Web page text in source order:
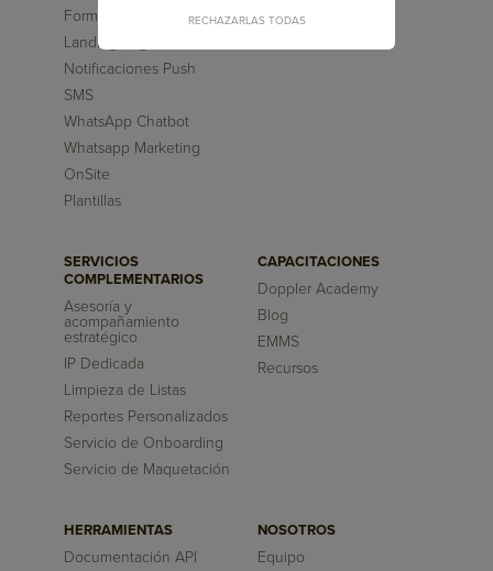
Formularios
Landing Pages
Notificaciones Push
SMS
WhatsApp Chatbot
Whatsapp Marketing
OnSite
Plantillas
SERVICIOS
COMPLEMENTARIOS
Asesoría y
acompañamiento
estratégico
IP Dedicada
Limpieza de Listas
Reportes Personalizados
Servicio de Onboarding
Servicio de Maquetación
CAPACITACIONES
Doppler Academy
Blog
EMMS
Recursos
HERRAMIENTAS
Documentación API
NOSOTROS
Equipo
RECHAZARLAS TODAS